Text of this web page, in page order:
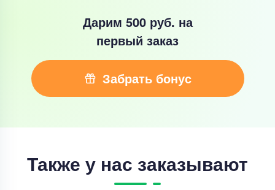
Дарим 500 руб. на
первый заказ
Забрать бонус
Также у нас заказывают